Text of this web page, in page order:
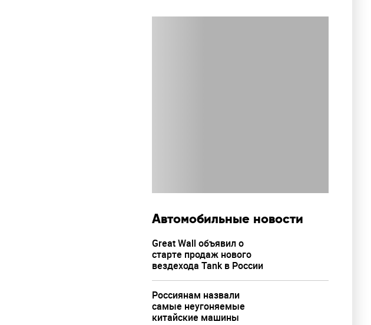
Автомобильные новости
Great Wall объявил о
старте продаж нового
вездехода Tank в России
Россиянам назвали
самые неугоняемые
китайские машины